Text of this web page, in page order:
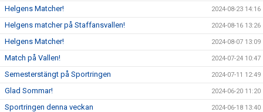
Helgens Matcher! 2024-08-23 14:16
Helgens matcher på Staffansvallen! 2024-08-16 13:26
Helgens Matcher! 2024-08-07 13:09
Match på Vallen! 2024-07-24 10:47
Semesterstängt på Sportringen 2024-07-11 12:49
Glad Sommar! 2024-06-20 11:20
Sportringen denna veckan 2024-06-18 13:40